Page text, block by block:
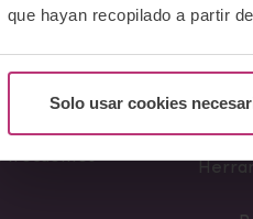
que hayan recopilado a partir
Solo usar cookies
Instituto
frecuentes